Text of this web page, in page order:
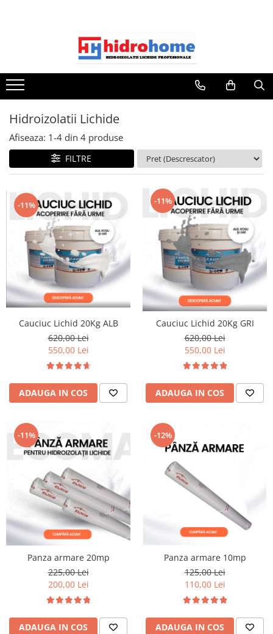
Hidroizolatii Lichide
Afiseaza: 1-4 din 4 produse
FILTRE
-11%
Cauciuc Lichid 20Kg ALB
620,00 Lei
550,00 Lei
ADAUGA IN COS
-11%
Cauciuc Lichid 20Kg GRI
620,00 Lei
550,00 Lei
ADAUGA IN COS
-11%
Panza armare 20mp
225,00 Lei
200,00 Lei
ADAUGA IN COS
-12%
Panza armare 10mp
125,00 Lei
110,00 Lei
ADAUGA IN COS